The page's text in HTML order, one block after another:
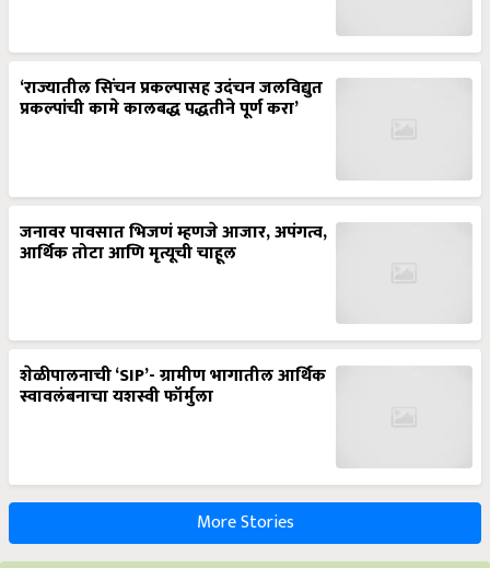
‘राज्यातील सिंचन प्रकल्पासह उदंचन जलविद्युत
प्रकल्पांची कामे कालबद्ध पद्धतीने पूर्ण करा’
जनावर पावसात भिजणं म्हणजे आजार, अपंगत्व,
आर्थिक तोटा आणि मृत्यूची चाहूल
शेळीपालनाची ‘SIP’- ग्रामीण भागातील आर्थिक
स्वावलंबनाचा यशस्वी फॉर्मुला
More Stories